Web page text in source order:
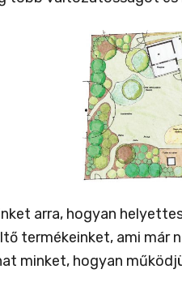
arra, hogyan
termékeinket, ami már
minket, hogyan